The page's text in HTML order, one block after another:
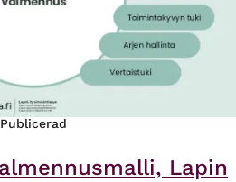
Publicerad
Lapin